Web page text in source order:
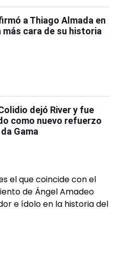
a Thiago Almada en
más cara de su historia
dejó River y fue
como nuevo refuerzo
Gama
el que coincide con el
de Ángel Amadeo
e ídolo en la historia del